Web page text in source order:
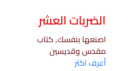
الضربات العشر
اصنعها بنفسك, كتاب
مقدس وقديسين
أعرف اكتر